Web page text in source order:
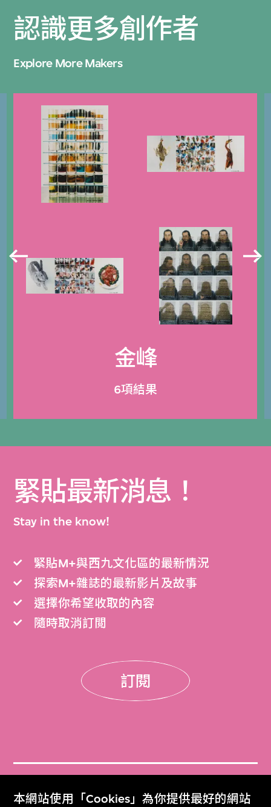
本網站使用「Cookies」為你提供最好的網站
認識更多創作者
Explore More Makers
金峰
6項結果
緊貼最新消息！
Stay in the know!
緊貼M+與西九文化區的最新情況
探索M+雜誌的最新影片及故事
選擇你希望收取的內容
隨時取消訂閲
訂閱
門票